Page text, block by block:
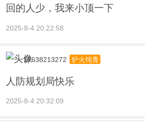
回的人少，我来小顶一下
2025-8-4 20:22:58
17638213272 炉火纯青
人防规划局快乐
2025-8-4 20:32:09